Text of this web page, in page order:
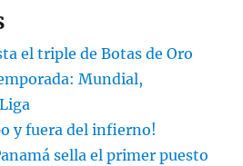
el triple de Botas de Oro
Mundial,
y fuera del infierno!
sella el primer puesto